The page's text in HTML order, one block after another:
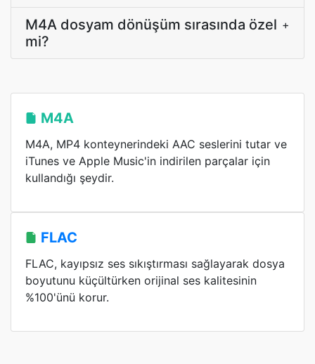
M4A dosyam dönüşüm sırasında özel
mi?
+
M4A
M4A, MP4 konteynerindeki AAC seslerini tutar ve
iTunes ve Apple Music'in indirilen parçalar için
kullandığı şeydir.
FLAC
FLAC, kayıpsız ses sıkıştırması sağlayarak dosya
boyutunu küçültürken orijinal ses kalitesinin
%100'ünü korur.